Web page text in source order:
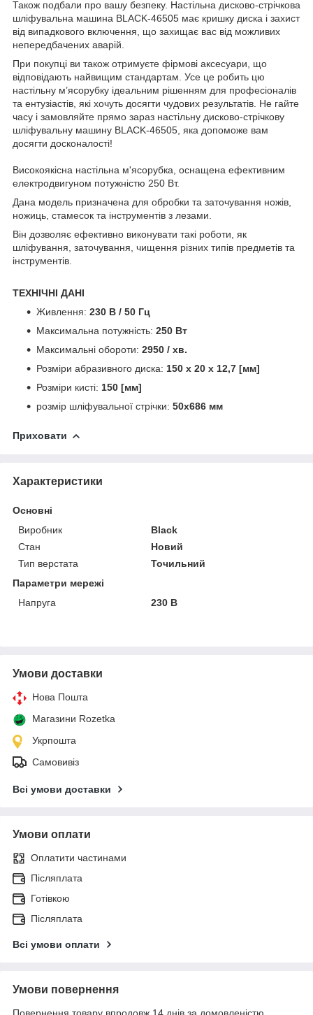
Також подбали про вашу безпеку. Настільна дисково-стрічкова
шліфувальна машина BLACK-46505 має кришку диска і захист
від випадкового включення, що захищає вас від можливих
непередбачених аварій.
При покупці ви також отримуєте фірмові аксесуари, що
відповідають найвищим стандартам. Усе це робить цю
настільну м’ясорубку ідеальним рішенням для професіоналів
та ентузіастів, які хочуть досягти чудових результатів. Не гайте
часу і замовляйте прямо зараз настільну дисково-стрічкову
шліфувальну машину BLACK-46505, яка допоможе вам
досягти досконалості!
Високоякісна настільна м'ясорубка, оснащена ефективним
електродвигуном потужністю 250 Вт.
Дана модель призначена для обробки та заточування ножів,
ножиць, стамесок та інструментів з лезами.
Він дозволяє ефективно виконувати такі роботи, як
шліфування, заточування, чищення різних типів предметів та
інструментів.
ТЕХНІЧНІ ДАНІ
Живлення: 230 В / 50 Гц
Максимальна потужність: 250 Вт
Максимальні обороти: 2950 / хв.
Розміри абразивного диска: 150 x 20 x 12,7 [мм]
Розміри кисті: 150 [мм]
розмір шліфувальної стрічки: 50x686 мм
Приховати
Характеристики
Основні
Виробник
Black
Стан
Новий
Тип верстата
Точильний
Параметри мережі
Напруга
230 В
Умови доставки
Нова Пошта
Магазини Rozetka
Укрпошта
Самовивіз
Всі умови доставки
Умови оплати
Оплатити частинами
Післяплата
Готівкою
Післяплата
Всі умови оплати
Умови повернення
Повернення товару впродовж 14 днів за домовленістю